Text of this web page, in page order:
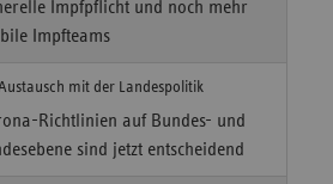
Impfpflicht und noch mehr
Impfteams
mit der Landespolitik
Richtlinien auf Bundes- und
sind jetzt entscheidend